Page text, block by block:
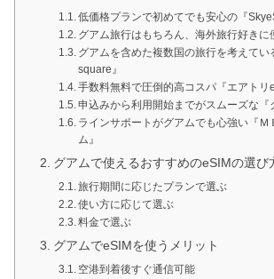
低価格プランで初めてでも安心の『
グアム旅行はもちろん、海外旅行好きに
グアムを含めた複数国の旅行を考えてい
square』
手数料無料で圧倒的高コスパ『エアトリ
申込みから利用開始までがスムーズな『
ラインサポートがグアムでも心強い『Ｍ
ム』
グアムで使えるおすすめのeSIMの選び
旅行期間に応じたプランで選ぶ
使い方に応じて選ぶ
料金で選ぶ
グアムでeSIMを使うメリット
空港到着後すぐ通信可能